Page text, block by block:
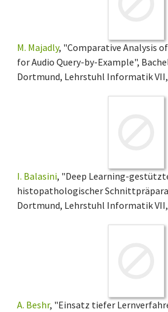
M. Majadly, "Comparative Analysis
for Audio Query-by-Example",
Dortmund, Lehrstuhl Informatik VII,
I. Balasini, "Deep Learning-
histopathologischer
Dortmund, Lehrstuhl Informatik VII,
A. Beshr, "Einsatz tiefer